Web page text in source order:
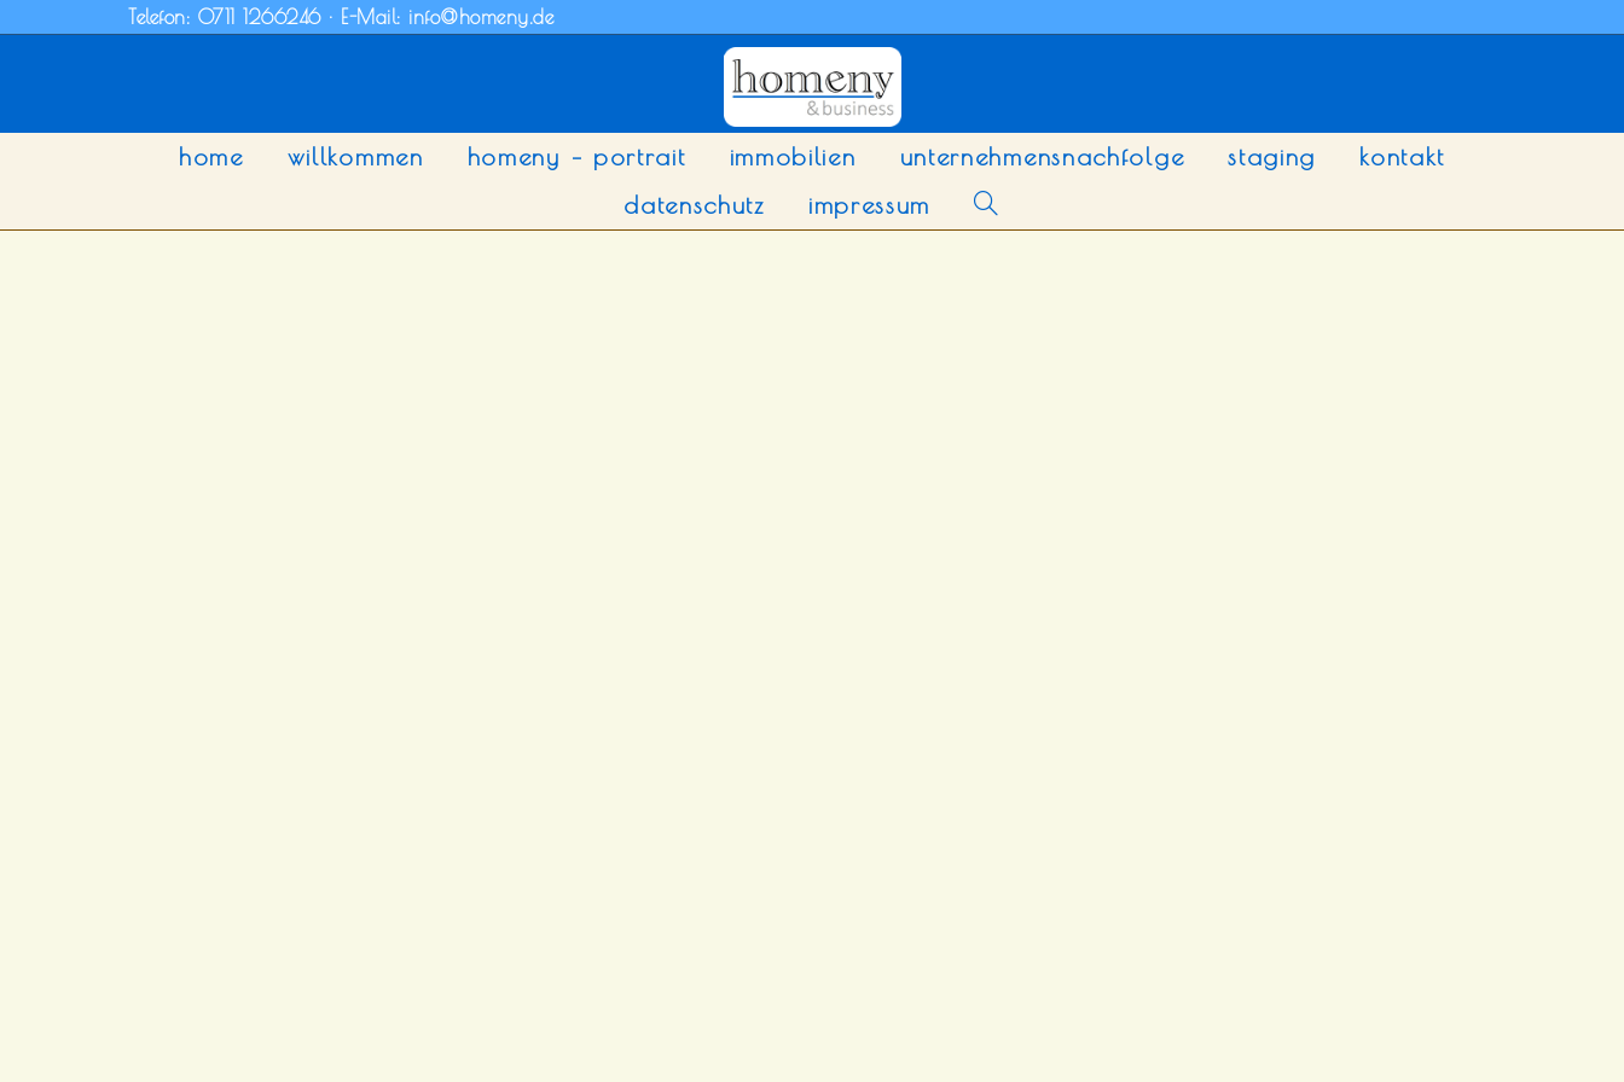
Inhalt
Telefon: 0711 1266246 · E-Mail: info@homeny.de
home willkommen homeny – portrait immobilien unternehmensnachfolge staging
kontakt
datenschutz
impressum website-